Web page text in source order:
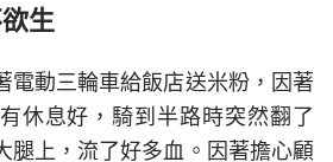
生
電動三輪車給飯店送米粉，因著
休息好，騎到半路時突然翻了
腿上，流了好多血。因著擔心顧